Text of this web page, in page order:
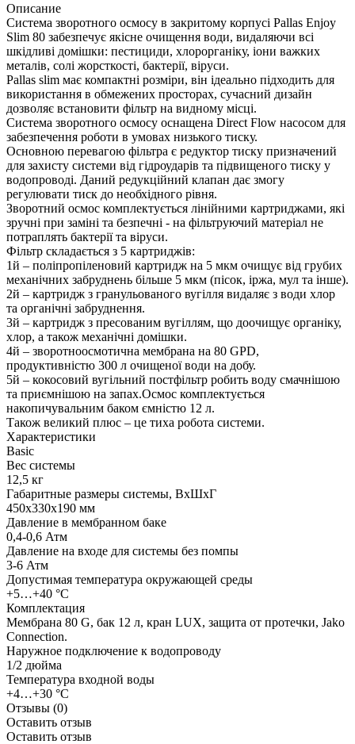
Описание
Система зворотного осмосу в закритому корпусі Pallas Enjoy
Slim 80 забезпечує якісне очищення води, видаляючи всі
шкідливі домішки: пестициди, хлорорганіку, іони важких
металів, солі жорсткості, бактерії, віруси.
Pallas slim має компактні розміри, він ідеально підходить для
використання в обмежених просторах, сучасний дизайн
дозволяє встановити фільтр на видному місці.
Система зворотного осмосу оснащена Direct Flow насосом для
забезпечення роботи в умовах низького тиску.
Основною перевагою фільтра є редуктор тиску призначений
для захисту системи від гідроударів та підвищеного тиску у
водопроводі. Даний редукційний клапан дає змогу
регулювати тиск до необхідного рівня.
Зворотний осмос комплектується лінійними картриджами, які
зручні при заміні та безпечні - на фільтруючий матеріал не
потраплять бактерії та віруси.
Фільтр складається з 5 картриджів:
1й – поліпропіленовий картридж на 5 мкм очищує від грубих
механічних забруднень більше 5 мкм (пісок, іржа, мул та інше).
2й – картридж з гранульованого вугілля видаляє з води хлор
та органічні забруднення.
3й – картридж з пресованим вугіллям, що доочищує органіку,
хлор, а також механічні домішки.
4й – зворотноосмотична мембрана на 80 GPD,
продуктивністю 300 л очищеної води на добу.
5й – кокосовий вугільний постфільтр робить воду смачнішою
та приємнішою на запах.Осмос комплектується
накопичувальним баком ємністю 12 л.
Також великий плюс – це тиха робота системи.
Характеристики
Basic
Вес системы
12,5 кг
Габаритные размеры системы, ВхШхГ
450х330х190 мм
Давление в мембранном баке
0,4-0,6 Атм
Давление на входе для системы без помпы
3-6 Атм
Допустимая температура окружающей среды
+5…+40 °С
Комплектация
Мембрана 80 G, бак 12 л, кран LUX, защита от протечки, Jako
Connection.
Наружное подключение к водопроводу
1/2 дюйма
Температура входной воды
+4…+30 °С
Отзывы (0)
Оставить отзыв
Оставить отзыв